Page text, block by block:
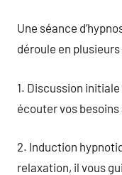
Une séance
déroule en
1. Discussion
écouter vos
2. Induction
relaxation, il vous